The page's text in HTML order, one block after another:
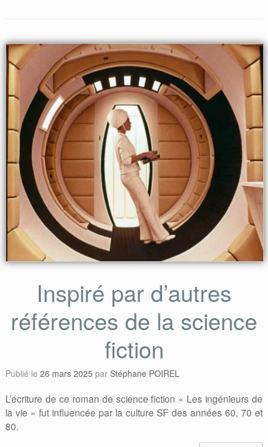
Inspiré par d’autres
références de la science
fiction
Publié le 26 mars 2025 par Stéphane POIREL
L’écriture de ce roman de science fiction « Les ingénieurs de
la vie » fut influencée par la culture SF des années 60, 70 et
80.